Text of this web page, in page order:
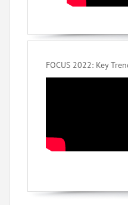
FOCUS 2022: Key